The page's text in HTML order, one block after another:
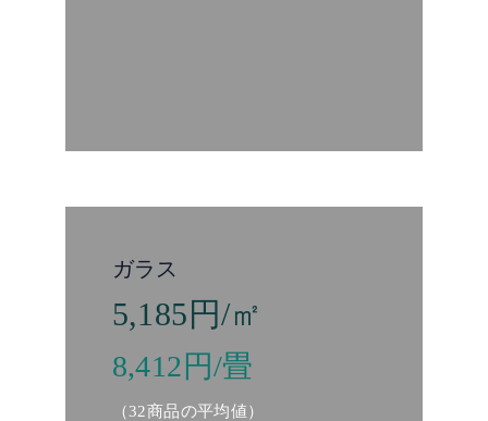
ガラス
5,185円/㎡
8,412円/畳
（32商品の平均値）